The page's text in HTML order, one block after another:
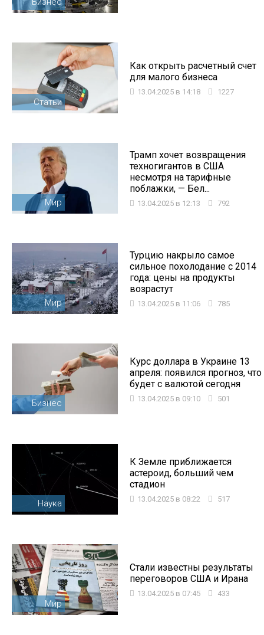
Статьи
Как открыть расчетный счет
для малого бизнеса
13.04.2025 в 14:18 1227
Мир
Трамп хочет возвращения
техногигантов в США
несмотря на тарифные
поблажки, — Бел...
13.04.2025 в 12:13 792
Мир
Турцию накрыло самое
сильное похолодание с 2014
года: цены на продукты
возрастут
13.04.2025 в 11:06 785
Бизнес
Курс доллара в Украине 13
апреля: появился прогноз, что
будет с валютой сегодня
13.04.2025 в 09:10 501
Наука
К Земле приближается
астероид, больший чем
стадион
13.04.2025 в 08:22 517
Мир
Стали известны результаты
переговоров США и Ирана
13.04.2025 в 07:45 433